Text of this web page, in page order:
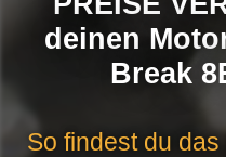
deinen
Break
So findest du das